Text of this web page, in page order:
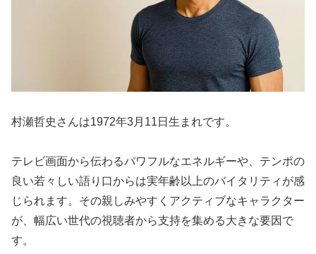
村瀬哲史さんは1972年3月11日生まれです。
テレビ画面から伝わるパワフルなエネルギーや、テンポの
良い若々しい語り口からは実年齢以上のバイタリティが感
じられます。その親しみやすくアクティブなキャラクター
が、幅広い世代の視聴者から支持を集める大きな要因で
す。